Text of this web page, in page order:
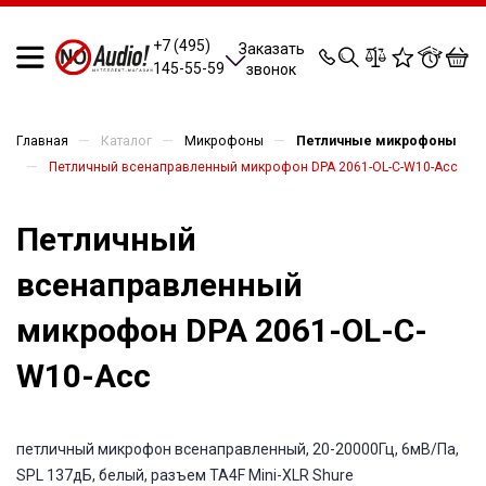
+7 (495)
145-55-59
Заказать
звонок
0 0 0 0
Главная — Каталог — Микрофоны — Петличные микрофоны
— Петличный всенаправленный микрофон DPA 2061-OL-C-W10-Acc
Петличный
всенаправленный
микрофон DPA 2061-OL-C-
W10-Acc
петличный микрофон всенаправленный, 20-20000Гц, 6мВ/Па,
SPL 137дБ, белый, разъем TA4F Mini-XLR Shure